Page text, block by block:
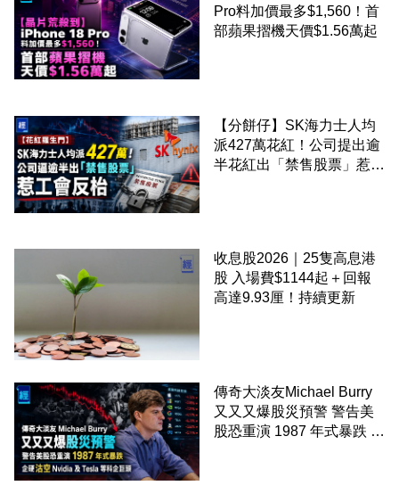
Pro料加價最多$1,560！首
部蘋果摺機天價$1.56萬起
【分餅仔】SK海力士人均
派427萬花紅！公司提出逾
半花紅出「禁售股票」惹工
收息股2026｜25隻高息港
股 入場費$1144起＋回報
高達9.93厘！持續更新
傳奇大淡友Michael Burry
又又又爆股災預警 警告美
股恐重演 1987 年式暴跌 企